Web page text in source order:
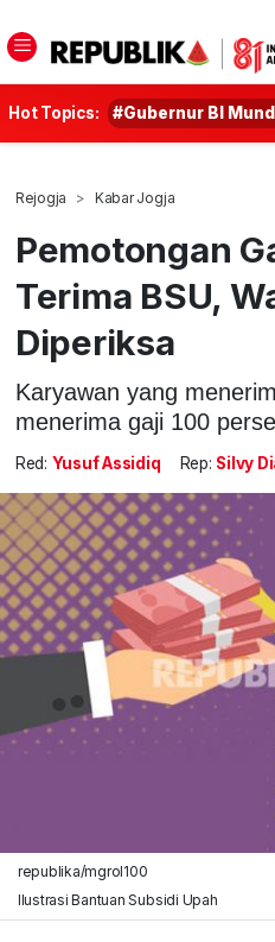
Hot Topics: #Gubernur BI
Rejogja Kabar Jogja
Pemotongan
Terima BSU,
Diperiksa
Karyawan yang
menerima gaji 100
Red: Yusuf Assidiq Rep: Silvy
republika/mgrol100
Ilustrasi Bantuan Subsidi Upah